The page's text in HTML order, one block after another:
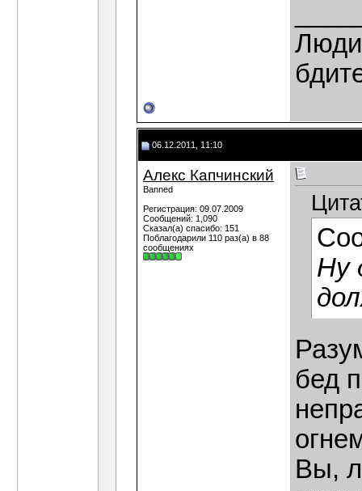
06.12.2011, 11:10
Алекс Капчинский
Banned
Регистрация: 09.07.2009
Сообщений: 1,090
Сказал(а) спасибо: 151
Поблагодарили 110 раз(а) в 88
сообщениях
Ну
бед
Вы,